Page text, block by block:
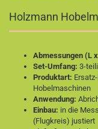
Holzmann
Abmessungen (L
Set-Umfang: 3-
Produktart:
Hobelmaschinen
Anwendung:
Einbau: in die
(Flugkreis) justiert